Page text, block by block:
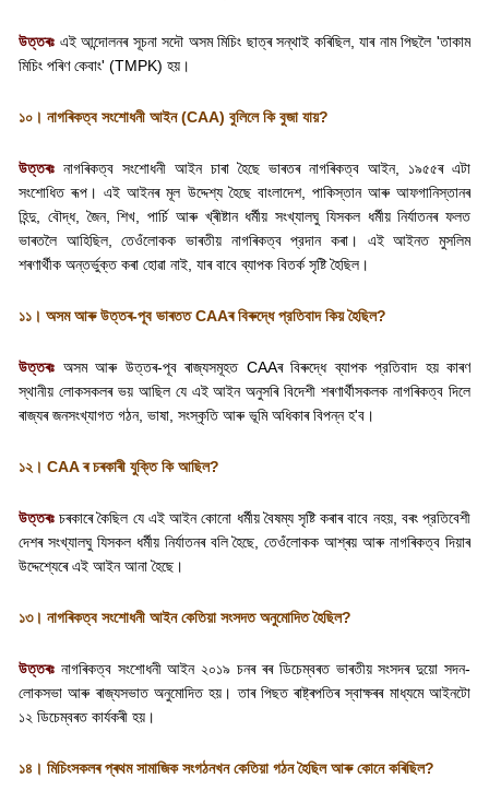
উত্তৰঃ এই আন্দোলনৰ সূচনা সদৌ অসম মিচিং ছাত্ৰ সন্থাই কৰিছিল,যাৰ নাম পিছলৈ'তাকাম
মিচিং পৰিণ কেবাং' (TMPK) হয়।
১০। নাগৰিকত্ব সংশোধনী আইন (CAA) বুলিলে কি বুজা যায়?
উত্তৰঃ নাগৰিকত্ব সংশোধনী আইন চাৰা হৈছে ভাৰতৰ নাগৰিকত্ব আইন, ১৯৫৫ৰ এটা
সংশোধিত ৰূপ। এই আইনৰ মূল উদ্দেশ্য হৈছে বাংলাদেশ, পাকিস্তান আৰু আফগানিস্তানৰ
হিন্দু, বৌদ্ধ,জৈন,শিখ
পার্চি আৰু খ্ৰীষ্টান ধর্মীয় সংখ্যালঘু যিসকল ধর্মীয় নির্যাতনৰ ফলত
ভাৰতলৈ আহিছিল,তেওঁলোকক ভাৰতীয় নাগৰিকত্ব প্রদান কৰা। এই আইনত মুসলিম
শৰণাৰ্থীক অন্তর্ভুক্ত কৰা হোৱা নাই যাৰ বাবে ব্যাপক বিতর্ক সৃষ্টি হৈছিল।
১১। অসম আৰু উত্তৰ-পূব ভাৰততCAAৰ বিৰুদ্ধে প্রতিবাদ কিয় হৈছিল?
উত্তৰঃ অসম আৰু উত্তৰ-পূব ৰাজ্যসমূহত CAAৰ বিৰুদ্ধে ব্যাপক প্রতিবাদ হয় কাৰণ
স্থানীয় লোকসকলৰ ভয় আছিল যে এই আইন অনুসৰি বিদেশী শৰণাৰ্থীসকলক নাগৰিকত্ব দিলে
ৰাজ্যৰ জনসংখ্যাগত গঠন, ভাষা সংস্কৃতি আৰু ভূমি অধিকাৰ বিপন্ন হ'ব।
১২। CAAৰ চৰকাৰী যুক্তি কি আছিল?
উত্তৰঃচৰকাৰে কৈছিল যে এই আইন কোনো ধর্মীয় বৈষম্য সৃষ্টি কৰাৰ বাবে নহয়, বৰং প্রতিবেশী
দেশৰ সংখ্যালঘু যিসকল ধর্মীয় নির্যাতনৰ বলি হৈছে ,তেওঁলোকক আশ্ৰয় আৰু নাগৰিকত্ব দিয়াৰ
উদ্দেশ্যেৰে এই আইন আনা হৈছে।
১৩। নাগৰিকত্ব সংশোধনী আইন কেতিয়া সংসদত অনুমোদিত হৈছিল?
উত্তৰঃ নাগৰিকত্ব সংশোধনী আইন ২০১৯ চনৰ ৰৰ ডিচেম্বৰত ভাৰতীয় সংসদৰ দুয়ো সদন-
লোকসভা আৰু ৰাজ্যসভাত অনুমোদিত হয়। তাৰ পিছত ৰাষ্ট্ৰপতিৰ স্বাক্ষৰৰ মাধ্যমে আইনটো
১২ ডিচেম্বৰত কাৰ্যকৰী হয়।
১৪। মিচিংসকলৰ প্ৰথম সামাজিক সংগঠনখন কেতিয়া গঠন হৈছিল আৰু কোনে কৰিছিল?